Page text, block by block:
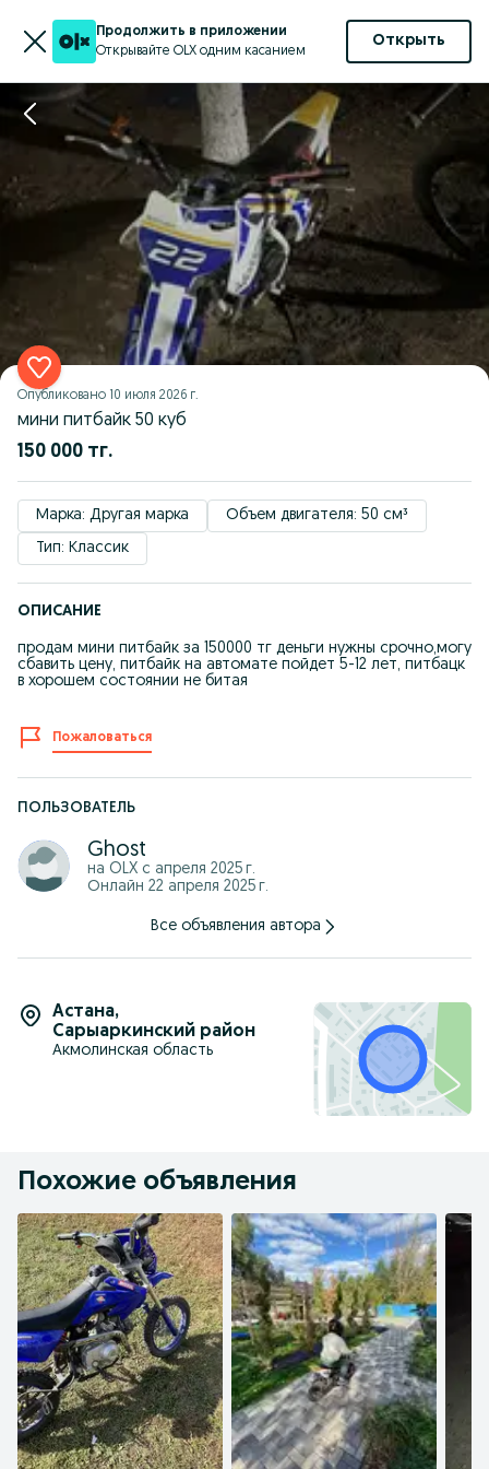
Продолжить в приложении
Открывайте OLX одним касанием
Открыть
Опубликовано 10 июля 2026 г.
мини питбайк 50 куб
150 000 тг.
Марка: Другая марка
Объем двигателя: 50 см³
Тип: Классик
ОПИСАНИЕ
продам мини питбайк за 150000 тг деньги нужны срочно,могу
сбавить цену, питбайк на автомате пойдет 5-12 лет, питбацк
в хорошем состоянии не битая
Пожаловаться
ПОЛЬЗОВАТЕЛЬ
Ghost
на OLX с апреля 2025 г.
Онлайн 22 апреля 2025 г.
Все объявления автора
Астана,
Сарыаркинский район
Акмолинская область
Похожие объявления